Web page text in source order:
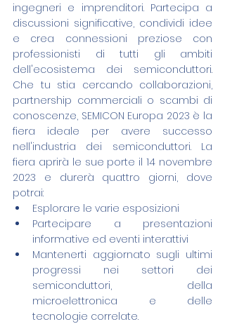
ingegneri e imprenditori. Partecipa a
discussioni significative, condividi idee
e crea connessioni preziose con
professionisti di tutti gli ambiti
dell'ecosistema dei semiconduttori.
Che tu stia cercando collaborazioni,
partnership commerciali o scambi di
conoscenze, SEMICON Europa 2023 è la
fiera ideale per avere successo
nell'industria dei semiconduttori. La
fiera aprirà le sue porte il 14 novembre
2023 e durerà quattro giorni, dove
potrai:
Esplorare le varie esposizioni
Partecipare a presentazioni
informative ed eventi interattivi
Mantenerti aggiornato sugli ultimi
progressi nei settori dei
semiconduttori, della
microelettronica e delle
tecnologie correlate.